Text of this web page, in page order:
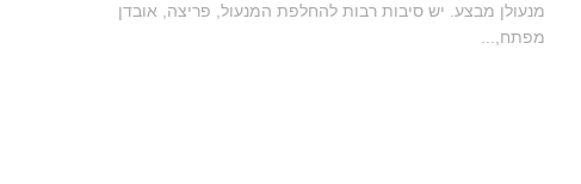
מנעולן מבצע. יש סיבות רבות להחלפת המנעול, פריצה, אובדן
מפתח,...